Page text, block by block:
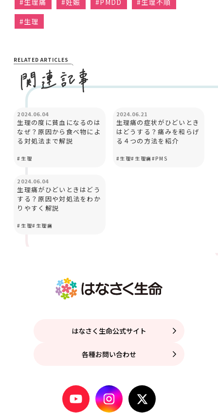
#生理
RELATED ARTICLES
2024.06.04
生理の度に貧血になるのは
なぜ？原因から食べ物によ
る対処法まで解説
# 生理
2024.06.21
生理痛の症状がひどいとき
はどうする？痛みを和らげ
る４つの方法を紹介
#生理# 生理痛#PMS
2024.06.04
生理痛がひどいときはどう
する？原因や対処法をわか
りやすく解説
# 生理# 生理痛
はなさく生命公式サイト
各種お問い合わせ